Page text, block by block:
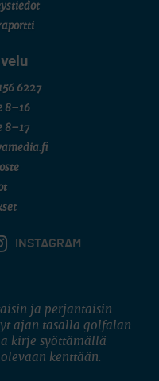
6227
8–16
8–17
INSTAGRAM
ja perjantaisin
ajan tasalla golfalan
kirje syöttämällä
kenttään.